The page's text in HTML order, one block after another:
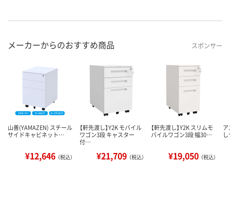
メーカーからのおすすめ商品 スポンサー
山善(YAMAZEN) スチール
サイドキャビネット…
¥12,646 （税込）
【軒先渡し】Y2K モバイル
ワゴン3段 キャスター
付…
¥21,709 （税込）
【軒先渡し】Y2K スリムモ
バイルワゴン3段 幅30…
¥19,050 （税込）